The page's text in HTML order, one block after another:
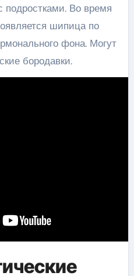
подростками. Во время
шипица по
фона. Могут
бородавки.